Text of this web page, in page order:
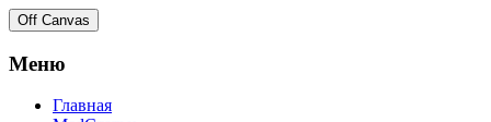
Off Canvas
Меню
Главная